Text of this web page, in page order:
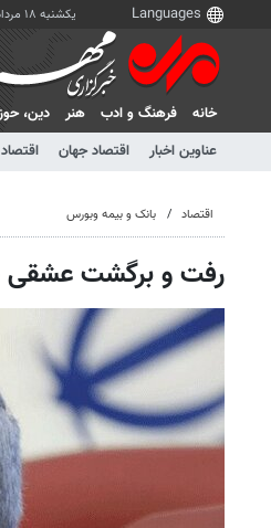
یکشنبه ۱۸ مرداد ۱۴۰۵
خانه فرهنگ و ادب هنر دين،
عناوین اخبار
اقتصاد جهان
اقتصاد بانک و بیمه وبورس
رفت و برگشت عشقی